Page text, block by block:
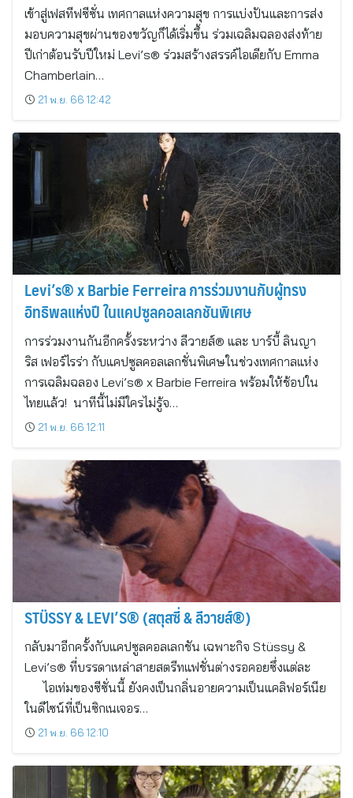
เข้าสู่เฟสทีฟซีซั่น เทศกาลแห่งความสุข การแบ่งปันและการส่ง
มอบความสุขผ่านของขวัญก็ได้เริ่มขึ้น ร่วมเฉลิมฉลองส่งท้าย
ปีเก่าต้อนรับปีใหม่ Levi’s® ร่วมสร้างสรรค์ไอเดียกับ Emma
Chamberlain…
21 พ.ย. 66 12:42
Levi’s® x Barbie Ferreira การร่วมงานกับผู้ทรง
อิทธิพลแห่งปี ในแคปซูลคอลเลกชันพิเศษ
การร่วมงานกันอีกครั้งระหว่าง ลีวายส์® และ บาร์บี้ ลินญา
ริส เฟอร์ไรร่า กับแคปซูลคอลเลกชั่นพิเศษในช่วงเทศกาลแห่ง
การเฉลิมฉลอง Levi’s® x Barbie Ferreira พร้อมให้ช้อปใน
ไทยแล้ว! นาทีนี้ไม่มีใครไม่รู้จ…
21 พ.ย. 66 12:11
STÜSSY & LEVI’S® (สตุสซี่ & ลีวายส์®)
กลับมาอีกครั้งกับแคปซูลคอลเลกชัน เฉพาะกิจ Stüssy &
Levi’s® ที่บรรดาเหล่าสายสตรีทแฟชั่นต่างรอคอยซึ่งแต่ละ
ไอเท่มของซีซั่นนี้ ยังคงเป็นกลิ่นอายความเป็นแคลิฟอร์เนีย
ในดีไซน์ที่เป็นซิกเนเจอร…
21 พ.ย. 66 12:10